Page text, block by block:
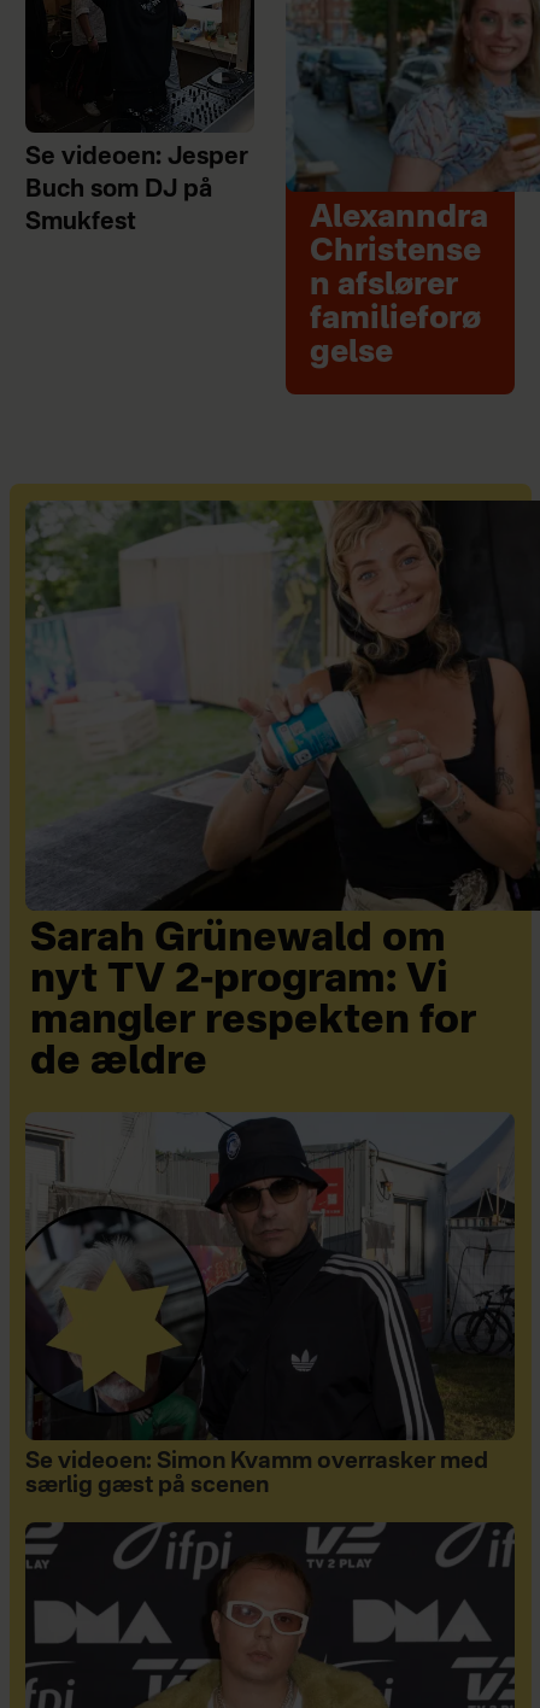
Se videoen: Jesper
Buch som DJ på
Smukfest
Alexanndra
Christense
n afslører
familieforø
gelse
Sarah Grünewald om
nyt TV 2-program: Vi
mangler respekten for
de ældre
Se videoen: Simon Kvamm overrasker med
særlig gæst på scenen